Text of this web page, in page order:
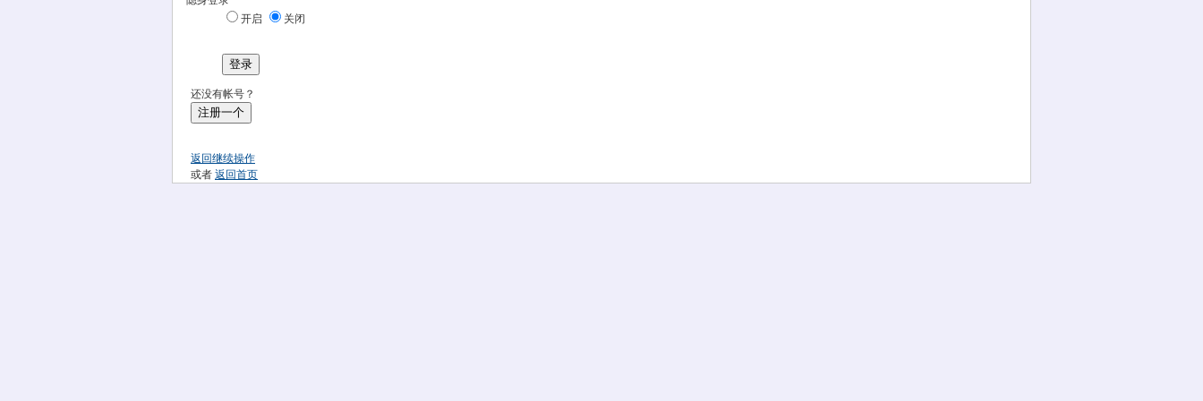
开启
关闭
登录
还没有帐号？
注册一个
返回继续操作
或者 返回首页